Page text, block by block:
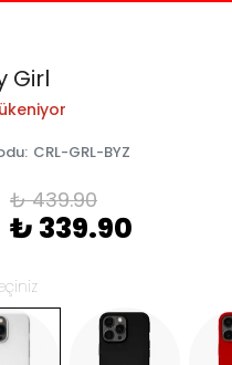
Girl
: CRL-GRL-BYZ
₺ 439.90
₺ 339.90